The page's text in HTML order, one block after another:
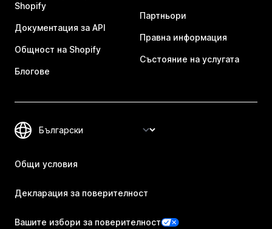
Shopify
Документация за API
Общност на Shopify
Блогове
Партньори
Правна информация
Състояние на услугата
Общи условия
Декларация за поверителност
Вашите избори за поверителност